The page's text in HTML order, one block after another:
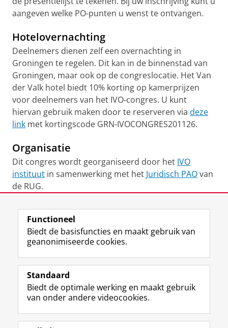
aangeven welke PO-punten u wenst te ontvangen.
Hotelovernachting
Deelnemers dienen zelf een overnachting in
Groningen te regelen. Dit kan in de binnenstad van
Groningen, maar ook op de congreslocatie. Het Van
der Valk hotel biedt 10% korting op kamerprijzen
voor deelnemers van het IVO-congres. U kunt
hiervan gebruik maken door te reserveren via deze
link met kortingscode GRN-IVOCONGRES201126.
Organisatie
Dit congres wordt georganiseerd door het IVO
instituut in samenwerking met het Juridisch PAOvan
de RUG.
Laatst gewijzigd: 29 juni 2026 11:47
Volg de RUG
F
a
e
b
o
L
i
k
e
I
R
S
-
f
e
I
n
t
r
Y
o
T
e
Studiekiezers
Functioneel
Biedt de basisfuncties en maakt gebruik van
geanonimiseerde cookies.
Standaard
Biedt de optimale werking en maakt gebruik
van onder andere videocookies.